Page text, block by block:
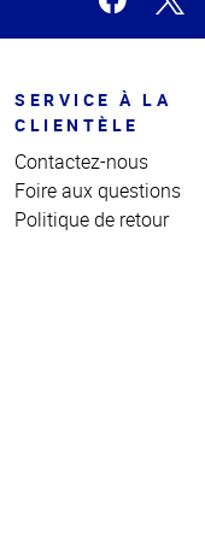
SERVICE À LA
CLIENTÈLE
Contactez-nous
Foire aux questions
Politique de retour